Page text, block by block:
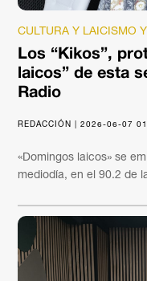
CULTURA Y LAICISMO
Los “Kikos”,
laicos” de esta
Radio
REDACCIÓN | 2026-06-07
«Domingos laicos» se
mediodía, en el 90.2 de